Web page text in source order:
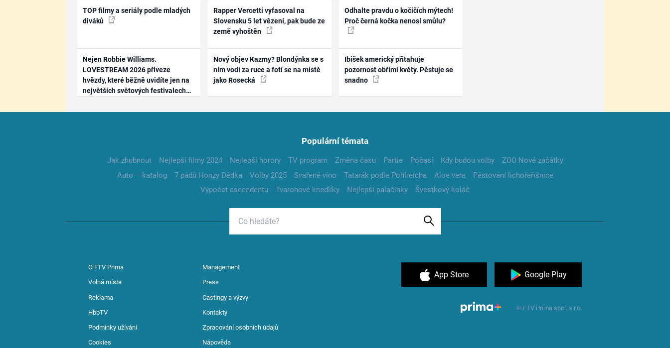
TOP filmy a seriály podle mladých
diváků
Nejen Robbie Williams.
LOVESTREAM 2026 přiveze
hvězdy, které běžně uvidíte jen na
největších světových festivalech
Rapper Vercetti vyfasoval na
Slovensku 5 let vězení, pak bude ze
země vyhoštěn
Nový objev Kazmy? Blondýnka se s
ním vodí za ruce a fotí se na místě
jako Rosecká
Odhalte pravdu o kočičích mýtech!
Proč černá kočka nenosí smůlu?
Ibišek americký přitahuje
pozornost obřími květy. Pěstuje se
snadno
Populární témata
Jak zhubnout Nejlepší filmy 2024 Nejlepší horory TV program Změna času Partie Počasí Kdy budou volby
ZOO Nové začátky
Auto – katalog
7 pádů Honzy Dědka Volby 2025 Svařené víno Tatarák podle Pohlreicha Aloe vera
Pěstování lichořeřišnice
Výpočet ascendentu
Tvarohové knedlíky Nejlepší palačinky Švestkový koláč
O FTV Prima Management
Volná místa Press
Reklama Castingy a výzvy
HbbTV Kontakty
Podmínky užívání Zpracování osobních údajů
Cookies Nápověda
App Store Google Play
© FTV Prima spol. s r.o.